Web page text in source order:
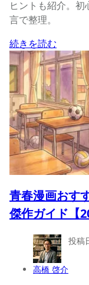
ヒントも紹介。
言で整理。
続きを読む
青春漫画おす
傑作ガイド【
高橋 啓介
投稿